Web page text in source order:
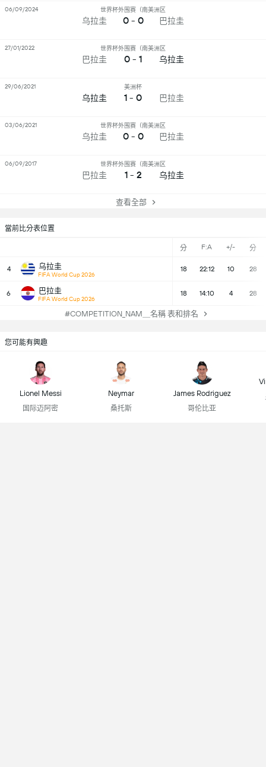
當前比分表位置
分 F:A +/- 分
4 乌拉圭
FIFA World Cup 2026
18 22:12 10 28
6 巴拉圭
FIFA World Cup 2026
18 14:10 4 28
#COMPETITION_NAM＿名稱 表和排名
乌拉圭
世界杯外围赛（南美洲区
0 - 0 巴拉圭
06/09/2024
巴拉圭
世界杯外围赛（南美洲区
0 - 1 乌拉圭
27/01/2022
乌拉圭
美洲杯
1 - 0 巴拉圭
29/06/2021
乌拉圭
世界杯外围赛（南美洲区
0 - 0 巴拉圭
03/06/2021
巴拉圭
世界杯外围赛（南美洲区
1 - 2 乌拉圭
06/09/2017
查看全部
您可能有興趣
Lionel Messi
国际迈阿密
Neymar
桑托斯
James Rodriguez
哥伦比亚